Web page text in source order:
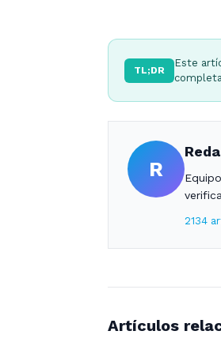
TL;DR
Este
R
2134
Artículos